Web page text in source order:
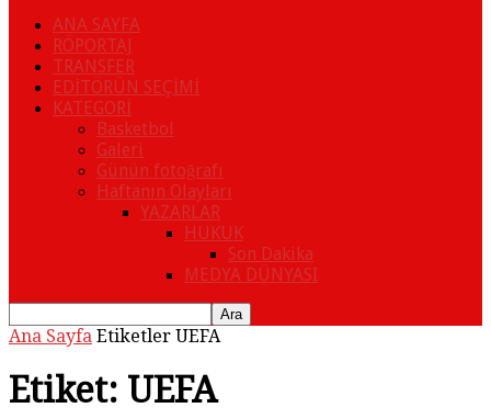
ANA SAYFA
RÖPORTAJ
TRANSFER
EDİTÖRÜN SEÇİMİ
KATEGORİ
Basketbol
Galeri
Günün fotoğrafı
Haftanın Olayları
YAZARLAR
HUKUK
Son Dakika
MEDYA DÜNYASI
Ana Sayfa Etiketler UEFA
Etiket: UEFA